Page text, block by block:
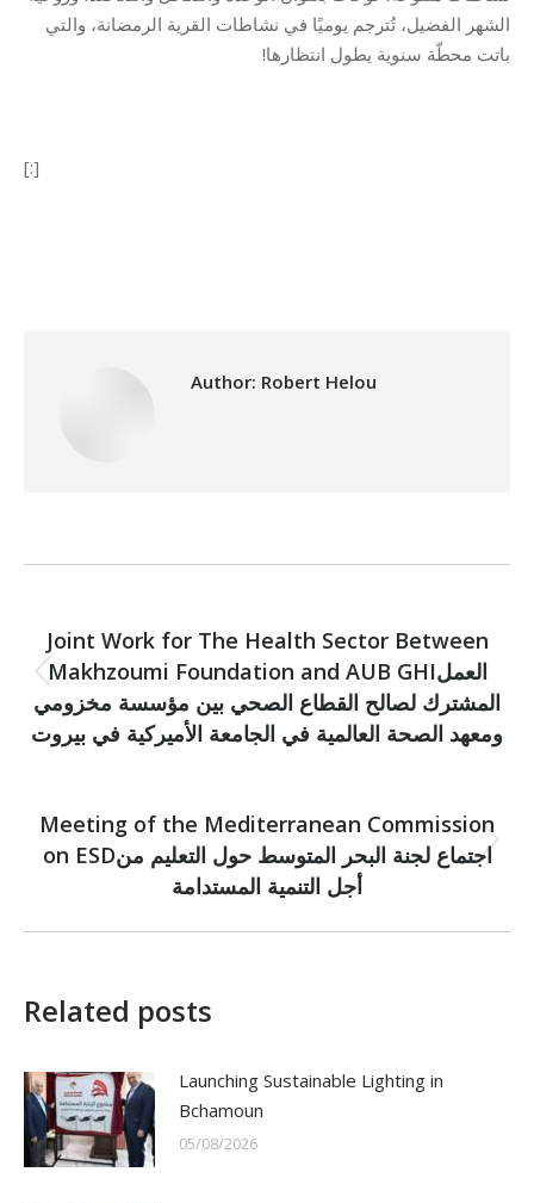
الشهر الفضيل، تُترجم يوميًا في نشاطات القرية الرمضانة، والتي
باتت محطّة سنوية يطول انتظارها!
[:]
Author: Robert Helou
navigation
Previous
post:
Joint Work for The Health Sector Between
Makhzoumi Foundation and AUB GHIالعمل
المشترك لصالح القطاع الصحي بين مؤسسة مخزومي
ومعهد الصحة العالمية في الجامعة الأميركية في بيروت
Next
post:
Meeting of the Mediterranean Commission
on ESDاجتماع لجنة البحر المتوسط حول التعليم من
أجل التنمية المستدامة
Related posts
Launching Sustainable Lighting in
Bchamoun
05/08/2026